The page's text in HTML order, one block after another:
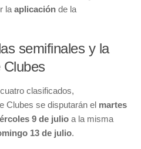
la aplicación de la
semifinales y la
Clubes
clasificados,
Clubes se disputarán el martes
9 de julio a la misma
13 de julio.